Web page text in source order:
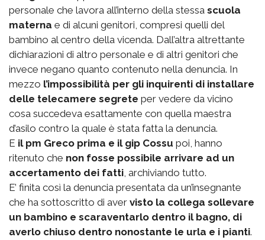
personale che lavora all’interno della stessa scuola
materna e di alcuni genitori, compresi quelli del
bambino al centro della vicenda. Dall’altra altrettante
dichiarazioni di altro personale e di altri genitori che
invece negano quanto contenuto nella denuncia. In
mezzo l’impossibilità per gli inquirenti di installare
delle telecamere segrete per vedere da vicino
cosa succedeva esattamente con quella maestra
d’asilo contro la quale è stata fatta la denuncia.
E il pm Greco prima e il gip Cossu poi, hanno
ritenuto che non fosse possibile arrivare ad un
accertamento dei fatti, archiviando tutto.
E’ finita così la denuncia presentata da un’insegnante
che ha sottoscritto di aver visto la collega sollevare
un bambino e scaraventarlo dentro il bagno, di
averlo chiuso dentro nonostante le urla e i pianti.